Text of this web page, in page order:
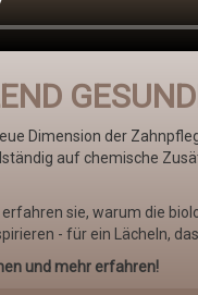
Dimension der
auf chemische
erfahren sie, warum die
- für ein Lächeln,
und mehr erfahren!